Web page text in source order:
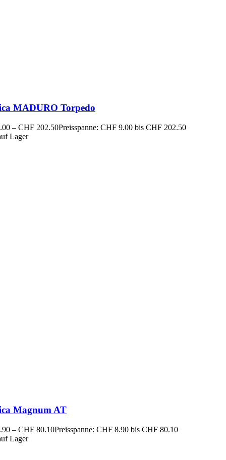
MADURO Torpedo
– CHF 202.50Preisspanne: CHF 9.00 bis CHF 202.50
Lager
Magnum AT
– CHF 80.10Preisspanne: CHF 8.90 bis CHF 80.10
Lager